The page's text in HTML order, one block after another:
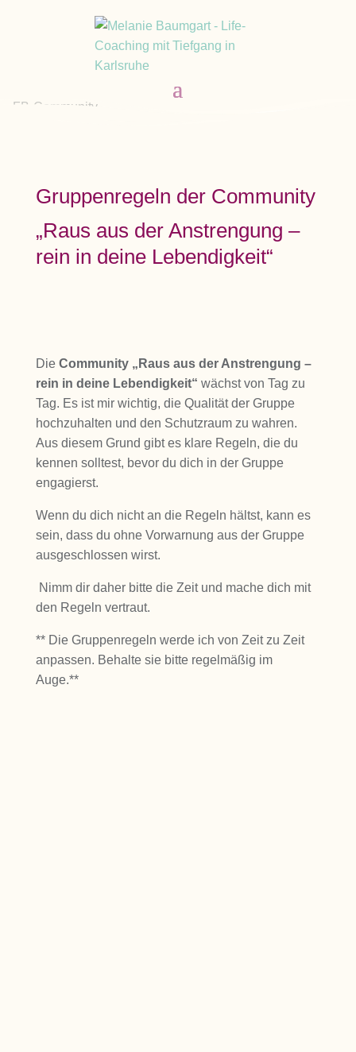
Gruppenregeln der Community
„Raus aus der Anstrengung –
rein in deine Lebendigkeit“
Die Community „Raus aus der Anstrengung –
rein in deine Lebendigkeit“ wächst von Tag zu
Tag. Es ist mir wichtig, die Qualität der Gruppe
hochzuhalten und den Schutzraum zu wahren.
Aus diesem Grund gibt es klare Regeln, die du
kennen solltest, bevor du dich in der Gruppe
engagierst.
Wenn du dich nicht an die Regeln hältst, kann es
sein, dass du ohne Vorwarnung aus der Gruppe
ausgeschlossen wirst.
Nimm dir daher bitte die Zeit und mache dich mit
den Regeln vertraut.
** Die Gruppenregeln werde ich von Zeit zu Zeit
anpassen. Behalte sie bitte regelmäßig im
Auge.**